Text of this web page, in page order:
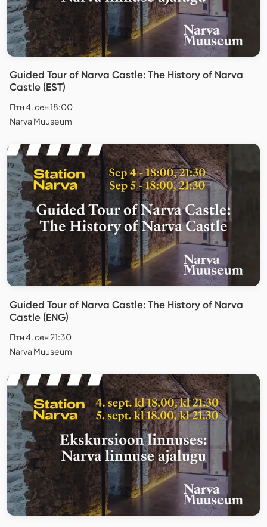
Guided Tour of Narva Castle: The History of Narva
Castle (EST)
Птн 4. сен 18:00
Narva Muuseum
Guided Tour of Narva Castle: The History of Narva
Castle (ENG)
Птн 4. сен 21:30
Narva Muuseum